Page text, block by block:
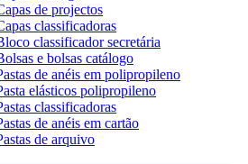
de projectos
classificadoras
classificador secretária
e bolsas catálogo
de anéis em polipropileno
elásticos polipropileno
classificadoras
de anéis em cartão
de arquivo